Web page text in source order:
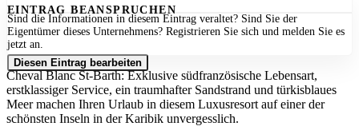
EINTRAG BEANSPRUCHEN
Sind die Informationen in diesem Eintrag veraltet? Sind Sie der
Eigentümer dieses Unternehmens? Registrieren Sie sich und melden Sie es
jetzt an.
Diesen Eintrag bearbeiten
Cheval Blanc St-Barth: Exklusive südfranzösische Lebensart,
erstklassiger Service, ein traumhafter Sandstrand und türkisblaues
Meer machen Ihren Urlaub in diesem Luxusresort auf einer der
schönsten Inseln in der Karibik unvergesslich.